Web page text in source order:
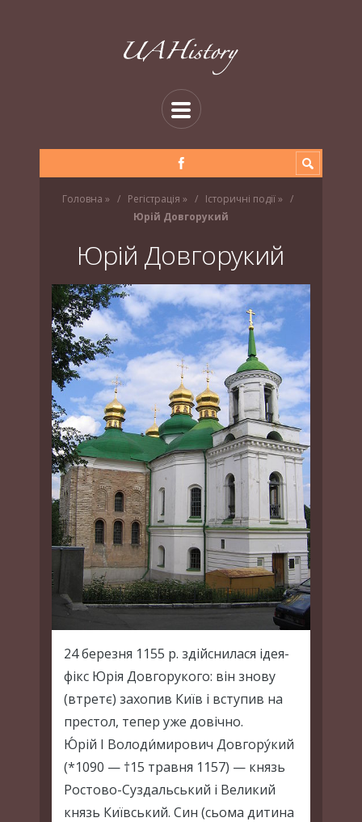
Головна » Регістрація » Історичні події»
Юрій Довгорукий
Юрій Довгорукий
24 березня 1155 р. здійснилася ідея-
фікс Юрія Довгорукого: він знову
(втретє) захопив Київ і вступив на
престол, тепер уже довічно.
Ю́рій I Володи́мирович Довгору́кий
(*1090 — †15 травня 1157) — князь
Ростово-Суздальський і Великий
князь Київський. Син (сьома дитина